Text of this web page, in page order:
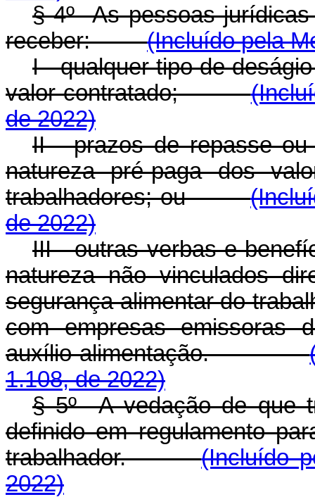
§ 4º As pessoas
receber:(Incluído pela
I - qualquer tipo de
valor contratado;
de 2022)
II - prazos de repasse ou
natureza pré-paga dos
trabalhadores; ou
de 2022)
III - outras verbas e
natureza não vinculados
segurança alimentar do
com empresas emissoras
auxílio-alimentação.
1.108, de 2022)
§ 5º A vedação de que
definido em regulamento
trabalhador.(Incluído
2022)